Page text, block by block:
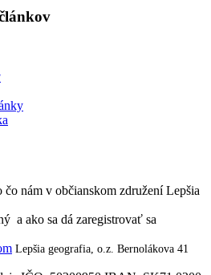
čo nám v občianskom združení Lepšia
a ako sa dá zaregistrovať sa
Lepšia geografia, o.z. Bernolákova 41